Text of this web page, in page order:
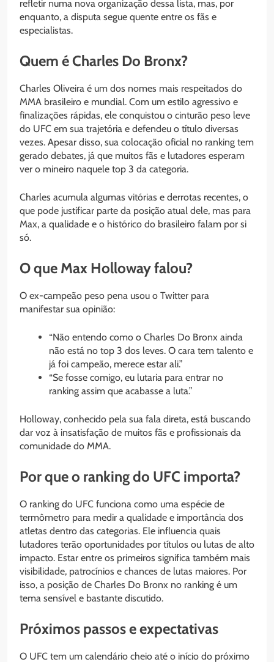
refletir numa nova organização dessa lista, mas, por
enquanto, a disputa segue quente entre os fãs e
especialistas.
Quem é Charles Do Bronx?
Charles Oliveira é um dos nomes mais respeitados do
MMA brasileiro e mundial. Com um estilo agressivo e
finalizações rápidas, ele conquistou o cinturão peso leve
do UFC em sua trajetória e defendeu o título diversas
vezes. Apesar disso, sua colocação oficial no ranking tem
gerado debates, já que muitos fãs e lutadores esperam
ver o mineiro naquele top 3 da categoria.
Charles acumula algumas vitórias e derrotas recentes, o
que pode justificar parte da posição atual dele, mas para
Max, a qualidade e o histórico do brasileiro falam por si
só.
O que Max Holloway falou?
O ex-campeão peso pena usou o Twitter para
manifestar sua opinião:
“Não entendo como o Charles Do Bronx ainda
não está no top 3 dos leves. O cara tem talento e
já foi campeão, merece estar ali.”
“Se fosse comigo, eu lutaria para entrar no
ranking assim que acabasse a luta.”
Holloway, conhecido pela sua fala direta, está buscando
dar voz à insatisfação de muitos fãs e profissionais da
comunidade do MMA.
Por que o ranking do UFC importa?
O ranking do UFC funciona como uma espécie de
termômetro para medir a qualidade e importância dos
atletas dentro das categorias. Ele influencia quais
lutadores terão oportunidades por títulos ou lutas de alto
impacto. Estar entre os primeiros significa também mais
visibilidade, patrocínios e chances de lutas maiores. Por
isso, a posição de Charles Do Bronx no ranking é um
tema sensível e bastante discutido.
Próximos passos e expectativas
O UFC tem um calendário cheio até o início do próximo